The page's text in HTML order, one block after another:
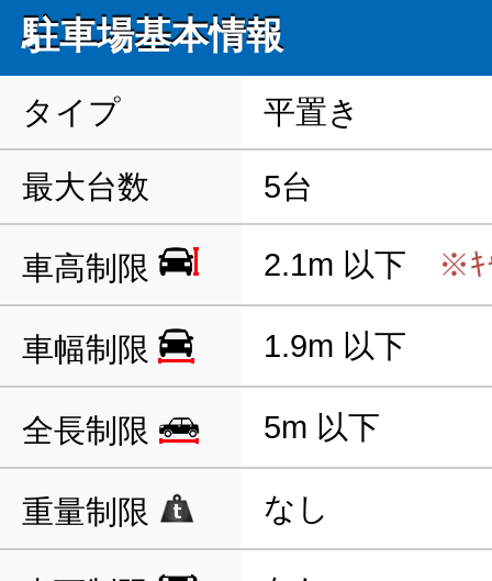
駐車場基本情報
タイプ 平置き
最大台数 5台
車高制限 2.1m 以下 ※ｷ
車幅制限 1.9m 以下
全長制限 5m 以下
重量制限 なし